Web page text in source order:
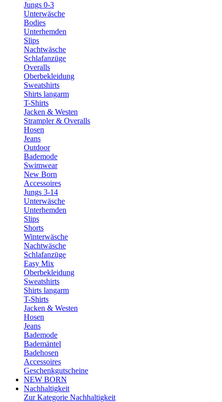
Jungs 0-3
Unterwäsche
Bodies
Unterhemden
Slips
Nachtwäsche
Schlafanzüge
Overalls
Oberbekleidung
Sweatshirts
Shirts langarm
T-Shirts
Jacken & Westen
Strampler & Overalls
Hosen
Jeans
Outdoor
Bademode
Swimwear
New Born
Accessoires
Jungs 3-14
Unterwäsche
Unterhemden
Slips
Shorts
Winterwäsche
Nachtwäsche
Schlafanzüge
Easy Mix
Oberbekleidung
Sweatshirts
Shirts langarm
T-Shirts
Jacken & Westen
Hosen
Jeans
Bademode
Bademäntel
Badehosen
Accessoires
Geschenkgutscheine
NEW BORN
Nachhaltigkeit
Zur Kategorie Nachhaltigkeit